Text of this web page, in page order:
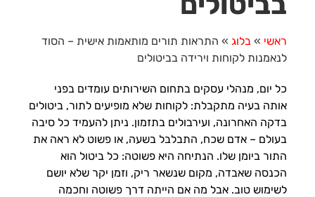
ראשי » בלוג » התראות תורים מותאמות אישית – הסוד
לנאמנות לקוחות וירידה בביטולים
כל יום, מנהלי עסקים בתחום השירותים עומדים בפני
אותה בעיה מתקבלת: לקוחות שלא מופיעים לתור, ביטולים
בדקה האחרונה, ועירבולים בתזמון. ניתן להעמיד כל סיבה
בעולם – אדם שכח, התבלבל בשעה, או פשוט לא ראה את
התור ביומן שלו. הנתיחה היא פשוטה: כל ביטול הוא
הכנסה שאבדה, מקום שנשאר ריק, וזמן יקר שלא יושם
לשימוש טוב. אבל מה אם הייתה דרך פשוטה וחכמה